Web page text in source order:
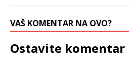
VAŠ KOMENTAR NA OVO?
Ostavite komentar